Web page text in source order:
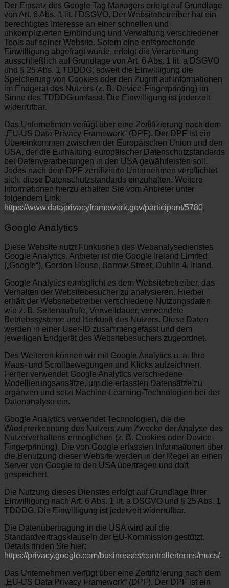
Der Einsatz des Google Tag Managers erfolgt auf Grundlage
von Art. 6 Abs. 1 lit. f DSGVO. Der Websitebetreiber hat ein
berechtigtes Interesse an einer schnellen und
unkomplizierten Einbindung und Verwaltung verschiedener
Tools auf seiner Website. Sofern eine entsprechende
Einwilligung abgefragt wurde, erfolgt die Verarbeitung
ausschließlich auf Grundlage von Art. 6 Abs. 1 lit. a DSGVO
und § 25 Abs. 1 TDDDG, soweit die Einwilligung die
Speicherung von Cookies oder den Zugriff auf Informationen
im Endgerät des Nutzers (z. B. Device-Fingerprinting) im
Sinne des TDDDG umfasst. Die Einwilligung ist jederzeit
widerrufbar.
Das Unternehmen verfügt über eine Zertifizierung nach dem
„EU-US Data Privacy Framework“ (DPF). Der DPF ist ein
Übereinkommen zwischen der Europäischen Union und den
USA, der die Einhaltung europäischer Datenschutzstandards
bei Datenverarbeitungen in den USA gewährleisten soll.
Jedes nach dem DPF zertifizierte Unternehmen verpflichtet
sich, diese Datenschutzstandards einzuhalten. Weitere
Informationen hierzu erhalten Sie vom Anbieter unter
folgendem Link:
https://www.dataprivacyframework.gov/participant/5780.
Google Analytics
Diese Website nutzt Funktionen des Webanalysedienstes
Google Analytics. Anbieter ist die Google Ireland Limited
(„Google“), Gordon House, Barrow Street, Dublin 4, Irland.
Google Analytics ermöglicht es dem Websitebetreiber, das
Verhalten der Websitebesucher zu analysieren. Hierbei
erhält der Websitebetreiber verschiedene Nutzungsdaten,
wie z. B. Seitenaufrufe, Verweildauer, verwendete
Betriebssysteme und Herkunft des Nutzers. Diese Daten
werden in einer User-ID zusammengefasst und dem
jeweiligen Endgerät des Websitebesuchers zugeordnet.
Des Weiteren können wir mit Google Analytics u. a. Ihre
Maus- und Scrollbewegungen und Klicks aufzeichnen.
Ferner verwendet Google Analytics verschiedene
Modellierungsansätze, um die erfassten Datensätze zu
ergänzen und setzt Machine-Learning-Technologien bei der
Datenanalyse ein.
Google Analytics verwendet Technologien, die die
Wiedererkennung des Nutzers zum Zwecke der Analyse des
Nutzerverhaltens ermöglichen (z. B. Cookies oder Device-
Fingerprinting). Die von Google erfassten Informationen über
die Benutzung dieser Website werden in der Regel an einen
Server von Google in den USA übertragen und dort
gespeichert.
Die Nutzung dieses Dienstes erfolgt auf Grundlage Ihrer
Einwilligung nach Art. 6 Abs. 1 lit. a DSGVO und § 25 Abs. 1
TDDDG. Die Einwilligung ist jederzeit widerrufbar.
Die Datenübertragung in die USA wird auf die
Standardvertragsklauseln der EU-Kommission gestützt.
Details finden Sie hier:
https://privacy.google.com/businesses/controllerterms/mccs/.
Das Unternehmen verfügt über eine Zertifizierung nach dem
„EU-US Data Privacy Framework“ (DPF). Der DPF ist ein